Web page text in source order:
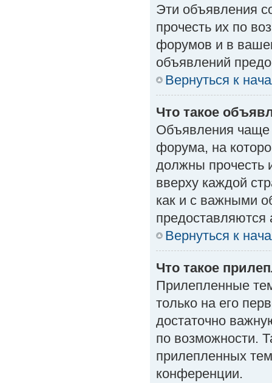
Эти объявления
прочесть их по
форумов и в
объявлений
Вернуться к
Что такое
Объявления
форума, на
должны прочесть
вверху каждой
как и с важными
предоставляются
Вернуться к
Что такое
Прилепленные
только на его
достаточно
по возможности.
прилепленных
конференции.